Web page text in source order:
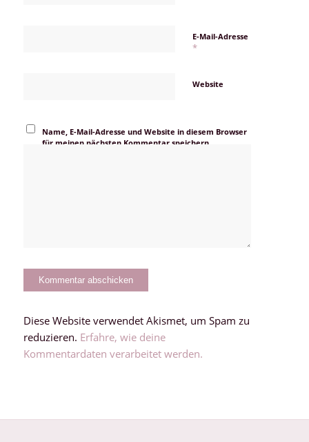
E-Mail-Adresse
*
Website
Name, E-Mail-Adresse und Website in diesem Browser
für meinen nächsten Kommentar speichern.
Diese Website verwendet Akismet, um Spam zu
reduzieren. Erfahre, wie deine
Kommentardaten verarbeitet werden.